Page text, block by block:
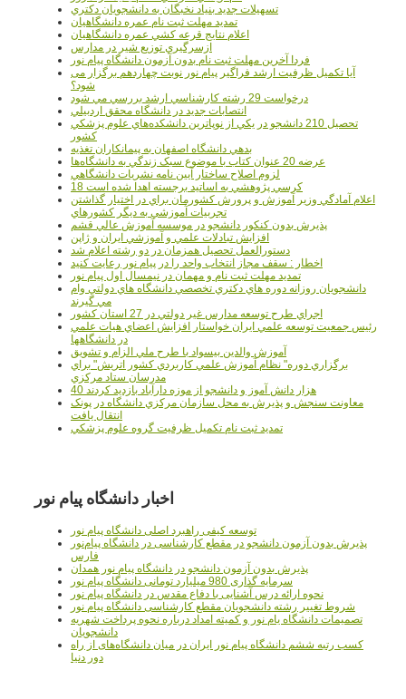
تسهيلات جديد بنياد نخبگان به دانشجويان دکتري
تمديد مهلت ثبت نام عمره دانشگاهيان
اعلام نتايج قرعه کشي عمره دانشگاهيان
ازسرگيري توزيع شير در مدارس
فردا آخرین مهلت ثبت نام بدون آزمون دانشگاه پیام نور
آیا تکمیل ظرفیت ارشد فراگیر پیام نور نوبت چهاردهم برگزار می
شود؟
درخواست 29 رشته کارشناسي ارشد بررسي مي شود
انتصابات جديد در دانشگاه محقق اردبيلي
تحصيل 210 دانشجو در يکي از نوپاترين دانشکده‌هاي علوم پزشکي
کشور
بدهي دانشگاه اصفهان به پيمانکاران تغذيه
عرضه 20 عنوان کتاب با موضوع سبک زندگي به دانشگاه‌ها
لزوم اصلاح ساختار آيين نامه نشريات دانشگاهي
18 کرسي پژوهشي به اساتيد برجسته اهدا شده است
اعلام آمادگي وزير آموزش و پرورش کشورمان براي در اختيار گذاشتن
تجربيات آموزشي به ديگر کشورهاي
پذيرش بدون کنکور دانشجو در موسسه آموزش عالي قشم
افزايش تبادلات علمي و آموزشي ايران و ژاپن
دستورالعمل تحصیل همزمان در دو رشته اعلام شد
اخطار : سقف مجاز انتخاب واحد را در پیام نور رعایت کنید
تمدید مهلت ثبت نام و مهمان در نیمسال اول پیام نور
دانشجويان روزانه دوره هاي دكتري تخصصي دانشگاه هاي دولتي وام
مي گيرند
اجراي طرح توسعه مدارس غير دولتي در 27 استان کشور
رئيس جمعيت توسعه علمي ايران خواستار افزايش اعضاي هيات علمي
در دانشگاهها
آموزش والدين بيسواد با طرح ملي الزام و تشويق
برگزاري دوره" نظام آموزش علمي كاربردي كشور اتريش" براي
مدرسان ستاد مرکزي
40 هزار دانش آموز و دانشجو از موزه دارآباد بازديد کردند
معاونت سنجش و پذيرش به محل سازمان مرکزي دانشگاه در پونک
انتقال يافت
تمديد ثبت نام تکميل ظرفيت گروه علوم پزشکي
اخبار دانشگاه پیام نور
توسعه کیفی راهبرد اصلی دانشگاه پیام نور
پذیرش بدون آزمون دانشجو در مقطع کارشناسی در دانشگاه پیام‌نور
فارس
پذیرش بدون آزمون دانشجو در دانشگاه پیام نور همدان
سرمایه گذاری 980 میلیارد تومانی دانشگاه پیام نور
نحوه ارائه درس آشنایی با دفاع مقدس در دانشگاه پیام نور
شروط تغییر رشته دانشجویان مقطع کارشناسی دانشگاه پیام نور
تصمیمات دانشگاه یام نور و کمیته امداد درباره نحوه پرداخت شهریه
دانشجویان
کسب رتبه ششم دانشگاه پیام نور ایران در میان دانشگاه‌های از راه
دور دنیا